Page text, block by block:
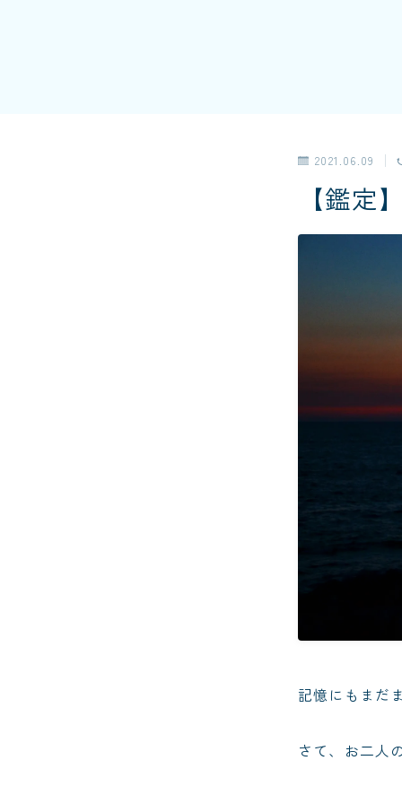
2021.06.09
【鑑定
記憶にもまだ
さて、お二人